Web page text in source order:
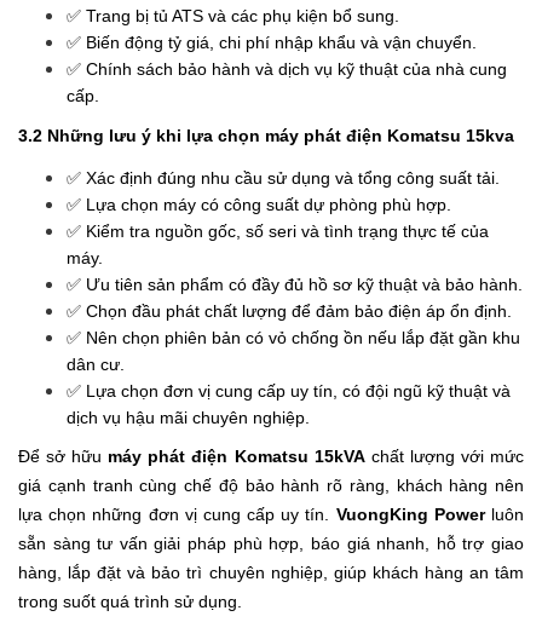
✅ Trang bị tủ ATS và các phụ kiện bổ sung.
✅ Biến động tỷ giá, chi phí nhập khẩu và vận chuyển.
✅ Chính sách bảo hành và dịch vụ kỹ thuật của nhà cung
cấp.
3.2 Những lưu ý khi lựa chọn máy phát điện Komatsu 15kva
✅ Xác định đúng nhu cầu sử dụng và tổng công suất tải.
✅ Lựa chọn máy có công suất dự phòng phù hợp.
✅ Kiểm tra nguồn gốc, số seri và tình trạng thực tế của
máy.
✅ Ưu tiên sản phẩm có đầy đủ hồ sơ kỹ thuật và bảo hành.
✅ Chọn đầu phát chất lượng để đảm bảo điện áp ổn định.
✅ Nên chọn phiên bản có vỏ chống ồn nếu lắp đặt gần khu
dân cư.
✅ Lựa chọn đơn vị cung cấp uy tín, có đội ngũ kỹ thuật và
dịch vụ hậu mãi chuyên nghiệp.
Để sở hữu máy phát điện Komatsu 15kVAchất lượng với mức
giá cạnh tranh cùng chế độ bảo hành rõ ràng, khách hàng nên
lựa chọn những đơn vị cung cấp uy tín. VuongKing Powerluôn
sẵn sàng tư vấn giải pháp phù hợp, báo giá nhanh, hỗ trợ giao
hàng, lắp đặt và bảo trì chuyên nghiệp, giúp khách hàng an tâm
trong suốt quá trình sử dụng.